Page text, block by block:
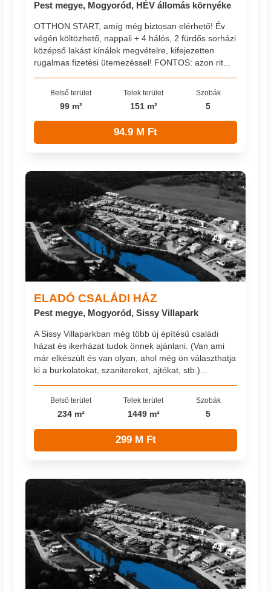
Pest megye, Mogyoród, HÉV állomás környéke
OTTHON START, amíg még biztosan elérhető! Év
végén költözhető, nappali + 4 hálós, 2 fürdős sorházi
középső lakást kínálok megvételre, kifejezetten
rugalmas fizetési ütemezéssel! FONTOS: azon rit...
Belső terület
99 m²
Telek terület
151 m²
Szobák
5
94.9 M Ft
ELADÓ CSALÁDI HÁZ
Pest megye, Mogyoród, Sissy Villapark
A Sissy Villaparkban még több új építésű családi
házat és ikerházat tudok önnek ajánlani. (Van ami
már elkészült és van olyan, ahol még ön választhatja
ki a burkolatokat, szanitereket, ajtókat, stb.)...
Belső terület
234 m²
Telek terület
1449 m²
Szobák
5
299 M Ft